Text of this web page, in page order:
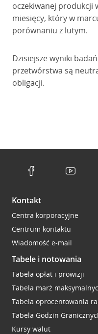
oczekiwanej produkcji
miesięcy, który w
porównaniu z lutym.
Dzisiejsze wyniki
przetwórstwa są
obligacji.
Kontakt
Centra korporacyjne
Centrum kontaktu
Wiadomość e-mail
Tabele i notowania
Tabela opłat i prowizji
Tabela marż
Tabela oprocentowania
Tabela Godzin
Kursy walut